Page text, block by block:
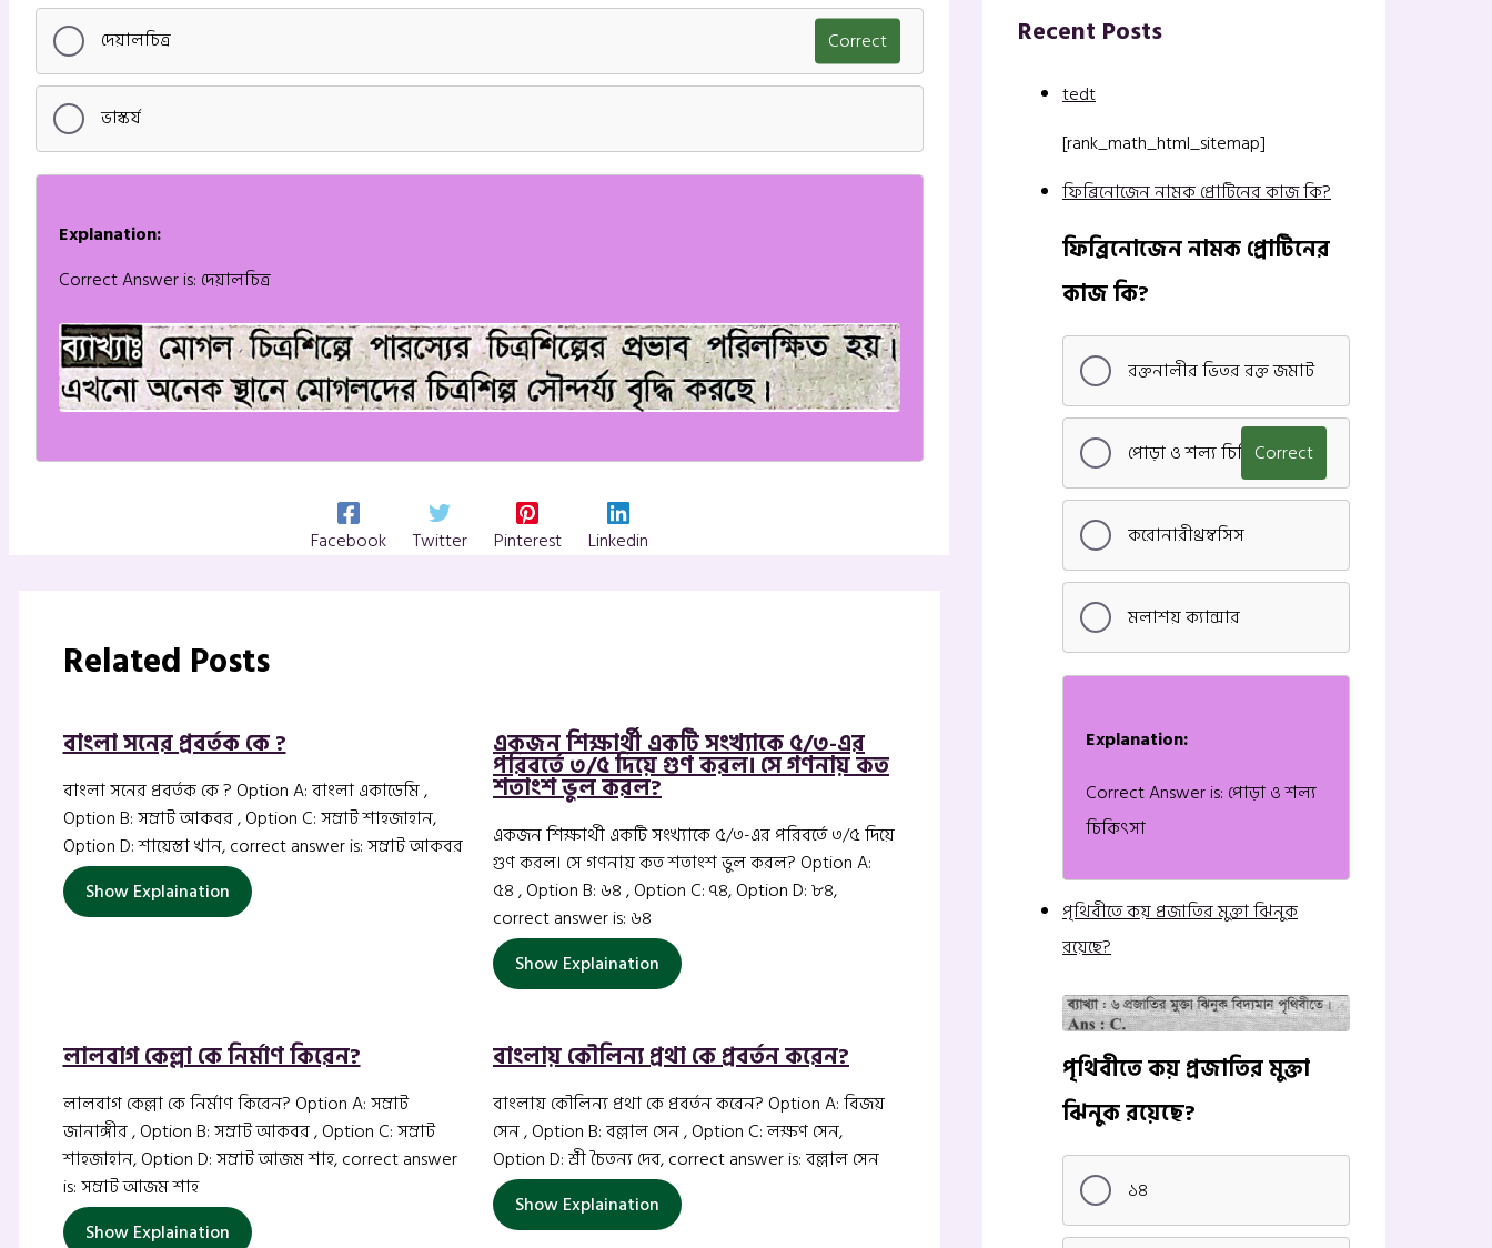
দেয়ালচিত্র Correct
ভাস্কর্য
Explanation:
Correct Answer is: দেয়ালচিত্র
Facebook Twitter Pinterest Linkedin
Related Posts
বাংলা সনের প্রবর্তক কে ?
বাংলা সনের প্রবর্তক কে ? Option A: বাংলা একাডেমি ,
Option B: সম্রাট আকবর , Option C: সম্রাট শাহজাহান,
Option D: শায়েস্তা খান, correct answer is: সম্রাট আকবর
Show Explaination
একজন শিক্ষার্থী একটি সংখ্যাকে ৫/৩-এর
পরিবর্তে ৩/৫ দিয়ে গুণ করল। সে গণনায় কত
শতাংশ ভুল করল?
একজন শিক্ষার্থী একটি সংখ্যাকে ৫/৩-এর পরিবর্তে ৩/৫ দিয়ে
গুণ করল। সে গণনায় কত শতাংশ ভুল করল? Option A:
৫৪ , Option B: ৬৪ , Option C: ৭৪, Option D: ৮৪,
correct answer is: ৬৪
Show Explaination
লালবাগ কেল্লা কে নির্মাণ কিরেন?
লালবাগ কেল্লা কে নির্মাণ কিরেন? Option A: সম্রাট
জানাঙ্গীর , Option B: সম্রাট আকবর , Option C: সম্রাট
শাহজাহান, Option D: সম্রাট আজম শাহ, correct answer
is: সম্রাট আজম শাহ
Show Explaination
বাংলায় কৌলিন্য প্রথা কে প্রবর্তন করেন?
বাংলায় কৌলিন্য প্রথা কে প্রবর্তন করেন? Option A: বিজয়
সেন , Option B: বল্লাল সেন , Option C: লক্ষণ সেন,
Option D: শ্রী চৈতন্য দেব, correct answer is: বল্লাল সেন
Show Explaination
Recent Posts
tedt
[rank_math_html_sitemap]
ফিব্রিনোজেন নামক প্রোটিনের কাজ কি?
ফিব্রিনোজেন নামক প্রোটিনের
কাজ কি?
রক্তনালীর ভিতর রক্ত জমাট
পোড়া ও শল্য চিকিৎসাCorrect
করোনারীথ্রম্বসিস
মলাশয় ক্যান্সার
Explanation:
Correct Answer is: পোড়া ও শল্য
চিকিৎসা
পৃথিবীতে কয় প্রজাতির মুক্তা ঝিনুক
রয়েছে?
পৃথিবীতে কয় প্রজাতির মুক্তা
ঝিনুক রয়েছে?
১৪